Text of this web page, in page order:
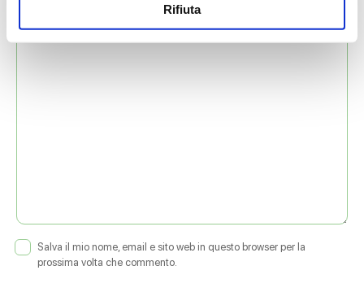
Rifiuta
Salva il mio nome, email e sito web in questo browser per la
prossima volta che commento.